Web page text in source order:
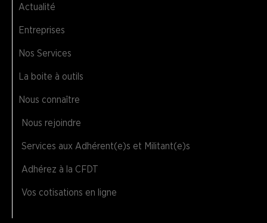
Actualité
Entreprises
Nos Services
La boite à outils
Nous connaître
Nous rejoindre
Services aux Adhérent(e)s et Militant(e)s
Adhérez à la CFDT
Vos cotisations en ligne